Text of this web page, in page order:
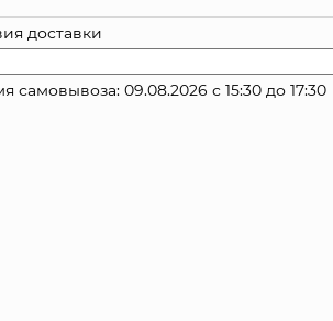
доставки
09.08.2026 с 15:30 до 17:30